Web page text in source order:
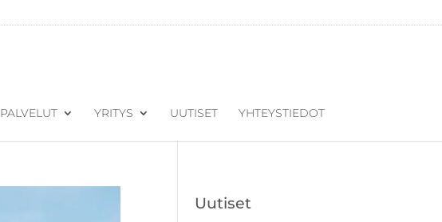
PALVELUT YRITYS UUTISET YHTEYSTIEDOT
Uutiset